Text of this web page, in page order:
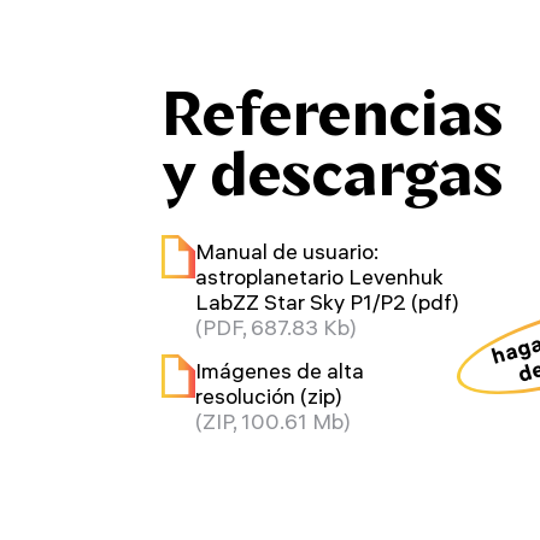
Referencias
y descargas
Manual de usuario:
astroplanetario Levenhuk
LabZZ Star Sky P1/P2 (pdf)
(PDF, 687.83 Kb)
Imágenes de alta
resolución (zip)
(ZIP, 100.61 Mb)